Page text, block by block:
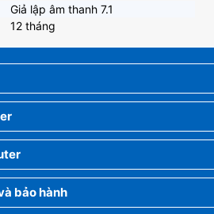
Giả lập âm thanh 7.1
12 tháng
bảo hành